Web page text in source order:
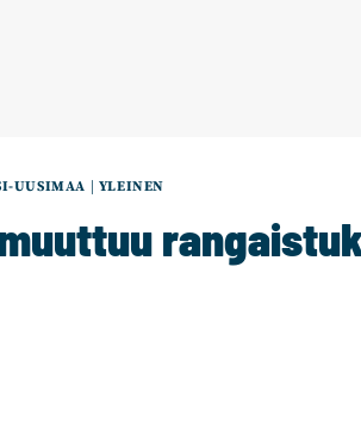
UUSIMAA YLEINEN